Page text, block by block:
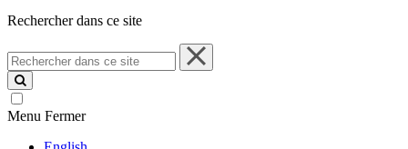
Rechercher dans ce site
Rechercher
dans
ce
site
Menu Fermer